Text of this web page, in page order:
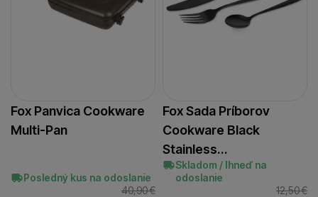
Fox Panvica Cookware
Multi-Pan
Posledný kus na odoslanie
40,90€
Fox Sada Príborov
Cookware Black
Stainless…
Skladom / Ihneď na
odoslanie
12,50€